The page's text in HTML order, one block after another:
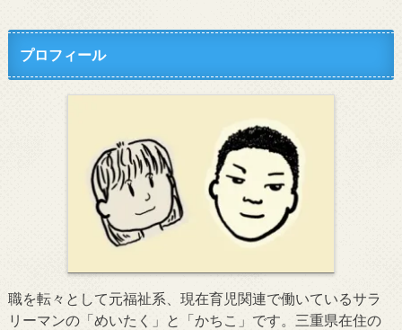
プロフィール
職を転々として元福祉系、現在育児関連で働いているサラ
リーマンの「めいたく」と「かちこ」です。三重県在住の